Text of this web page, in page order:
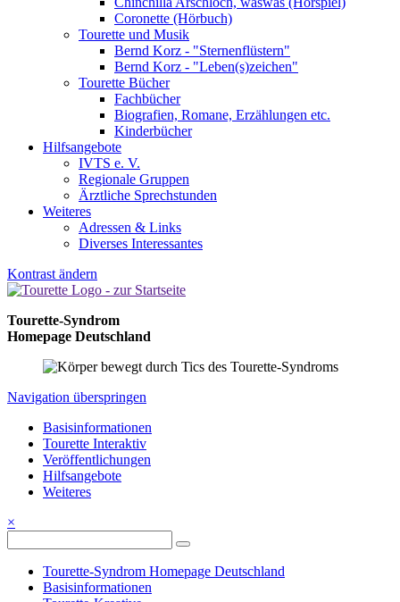
Coronette (Hörbuch)
Tourette und Musik
Bernd Korz - "Sternenflüstern"
Bernd Korz - "Leben(s)zeichen"
Tourette Bücher
Fachbücher
Biografien, Romane, Erzählungen etc.
Kinderbücher
Hilfsangebote
IVTS e. V.
Regionale Gruppen
Ärztliche Sprechstunden
Weiteres
Adressen & Links
Diverses Interessantes
Kontrast ändern
Tourette-Syndrom
Homepage Deutschland
Navigation überspringen
Basisinformationen
Tourette Interaktiv
Veröffentlichungen
Hilfsangebote
Weiteres
×
Tourette-Syndrom Homepage Deutschland
Basisinformationen